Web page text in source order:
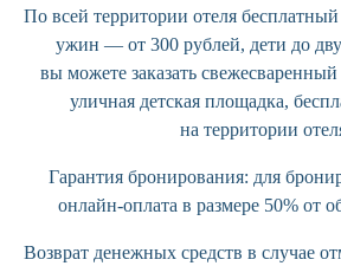
По всей территории отеля
ужин — от 300 рублей, дети до
вы можете заказать
уличная детская площадка,
на территории
Гарантия бронирования: для
онлайн-оплата в размере 50% от
Возврат денежных средств в случае